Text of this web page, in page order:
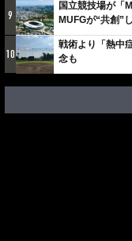
9
国立競技場が「
MUFGが“共創”
10
戦術より「熱中
念も